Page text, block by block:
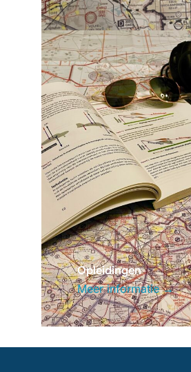
Opleidingen
Meer informatie →